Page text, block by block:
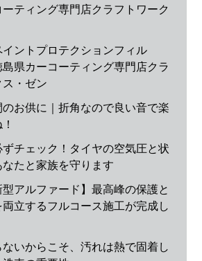
ティング専門店クラフトワーク
イントプロテクションフィル
島県カーコーティング専門店クラ
・ゼン
お供に｜折角なので良い音で楽
ずチェック！タイヤの空気圧と状
たと家族を守ります
型アルファード】最高峰の保護と
立するフルコース施工が完成し
ないからこそ、汚れは熱で固着し